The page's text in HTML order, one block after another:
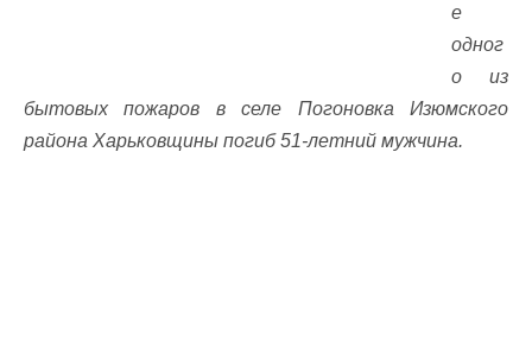
е
одног
о из
бытовых пожаров в селе Погоновка Изюмского
района Харьковщины погиб 51-летний мужчина.